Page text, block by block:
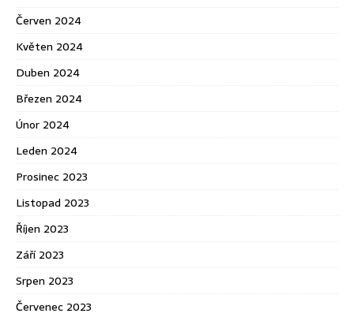
Červen 2024
Květen 2024
Duben 2024
Březen 2024
Únor 2024
Leden 2024
Prosinec 2023
Listopad 2023
Říjen 2023
Září 2023
Srpen 2023
Červenec 2023